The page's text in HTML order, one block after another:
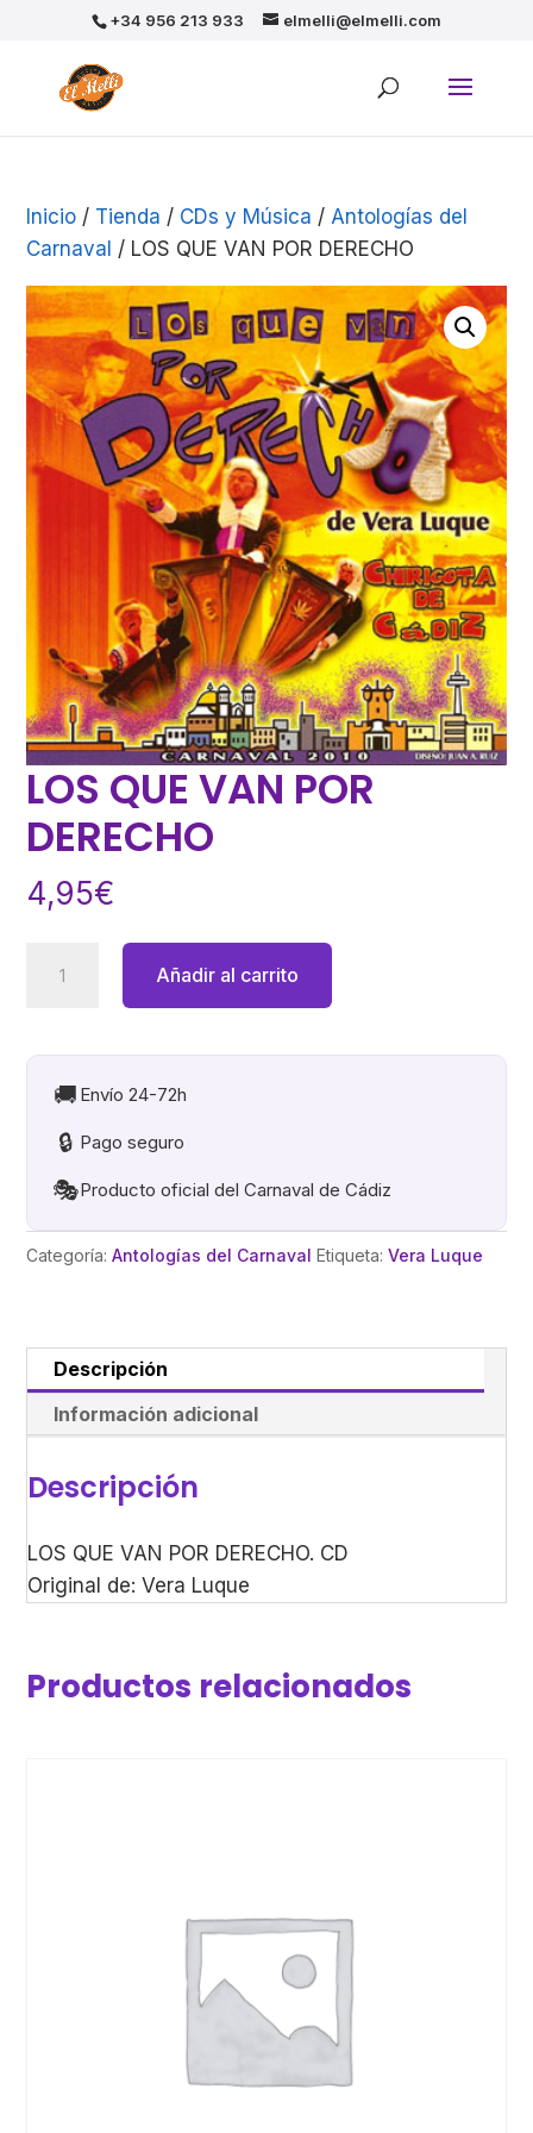
+34 956 213 933 elmelli@elmelli.com
Inicio / Tienda / CDs y Música / Antologías del
Carnaval / LOS QUE VAN POR DERECHO
LOS QUE VAN POR
DERECHO
4,95€
QUE
POR
DERECHO
Añadir al carrito
🚚 Envío 24-72h
🔒 Pago seguro
🎭Producto oficial del Carnaval de Cádiz
Categoría:Antologías del Carnaval Etiqueta:Vera Luque
Descripción
Información adicional
Descripción
LOS QUE VAN POR DERECHO. CD
Original de: Vera Luque
Productos relacionados